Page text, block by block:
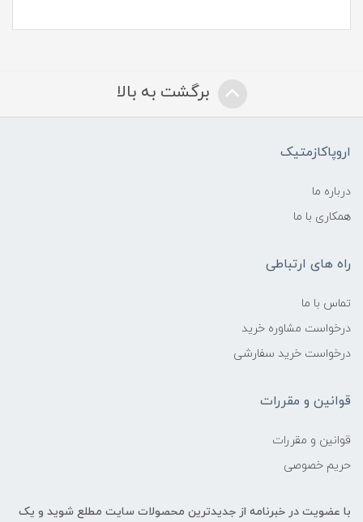
برگشت به بالا
اروپاکازمتیک
درباره ما
همکاری با ما
راه های ارتباطی
تماس با ما
درخواست مشاوره خرید
درخواست خرید سفارشی
قوانین و مقررات
قوانین و مقررات
حریم خصوصی
با عضویت در خبرنامه از جدیدترین محصولات سایت مطلع شوید و یک